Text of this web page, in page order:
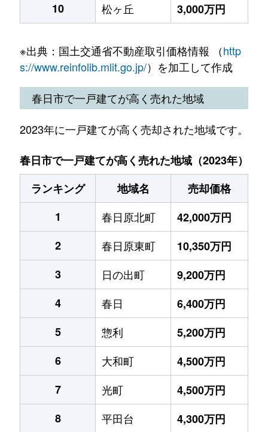
10
松ヶ丘 3,000万円
※出典：国土交通省不動産取引価格情報 （http
s://www.reinfolib.mlit.go.jp/）を加工して作成
春日市で一戸建てが高く売れた地域
2023年に一戸建てが高く売却された地域です。
春日市で一戸建てが高く売れた地域（2023年）
ランキング
地域名
売却価格
1
春日原北町
42,000万円
2
春日原東町
10,350万円
3
日の出町
9,200万円
4
春日
6,400万円
5
惣利
5,200万円
6
大和町
4,500万円
7
光町
4,500万円
8
平田台 4,300万円